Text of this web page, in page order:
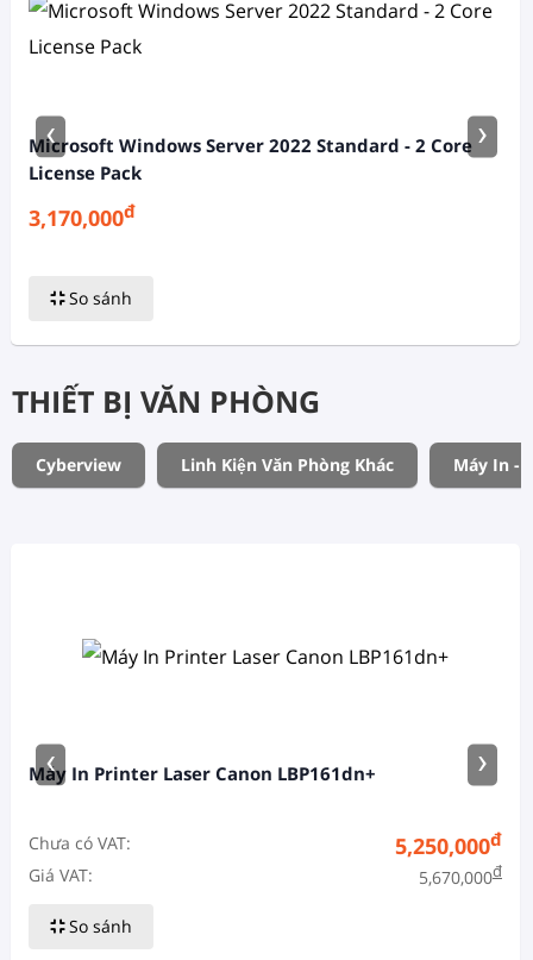
Microsoft Windows Server 2022 Standard - 2 Core
License Pack
3,170,000đ
So sánh
‹ ›
THIẾT BỊ VĂN PHÒNG
Cyberview Linh Kiện Văn Phòng Khác Máy In -
Máy In Printer Laser Canon LBP161dn+
Chưa có VAT: 5,250,000đ
Giá VAT: 5,670,000đ
So sánh
‹ ›